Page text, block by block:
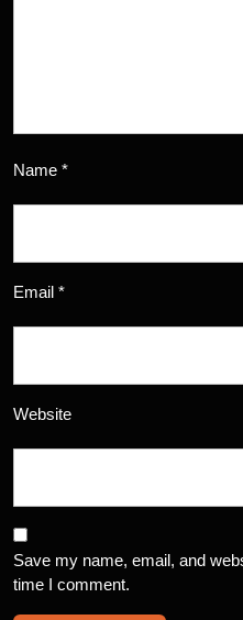
Name *
Email *
Website
Save my name, email, and
time I comment.